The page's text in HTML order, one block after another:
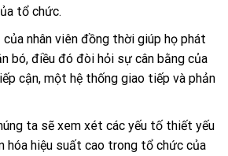
tổ chức.
nhân viên đồng thời giúp họ phát
bó, điều đó đòi hỏi sự cân bằng của
cận, một hệ thống giao tiếp và phản
ta sẽ xem xét các yếu tố thiết yếu
hóa hiệu suất cao trong tổ chức của